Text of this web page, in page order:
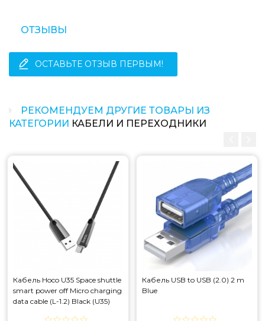
ОТЗЫВЫ
ОСТАВЬТЕ ОТЗЫВ ПЕРВЫМ!
РЕКОМЕНДУЕМ ДРУГИЕ ТОВАРЫ ИЗ
КАТЕГОРИИ КАБЕЛИ И ПЕРЕХОДНИКИ
Кабель Hoco U35 Space shuttle
smart power off Micro charging
data cable (L-1.2) Black (U35)
Кабель USB to USB (2.0) 2 m
Blue